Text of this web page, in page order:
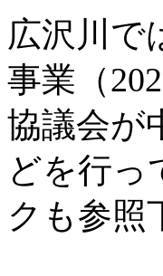
広沢川で
事業（
協議会が
どを行っ
クも参照